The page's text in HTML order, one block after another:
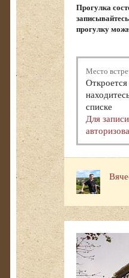
Прогулка
прогулку
Место
списке
Для